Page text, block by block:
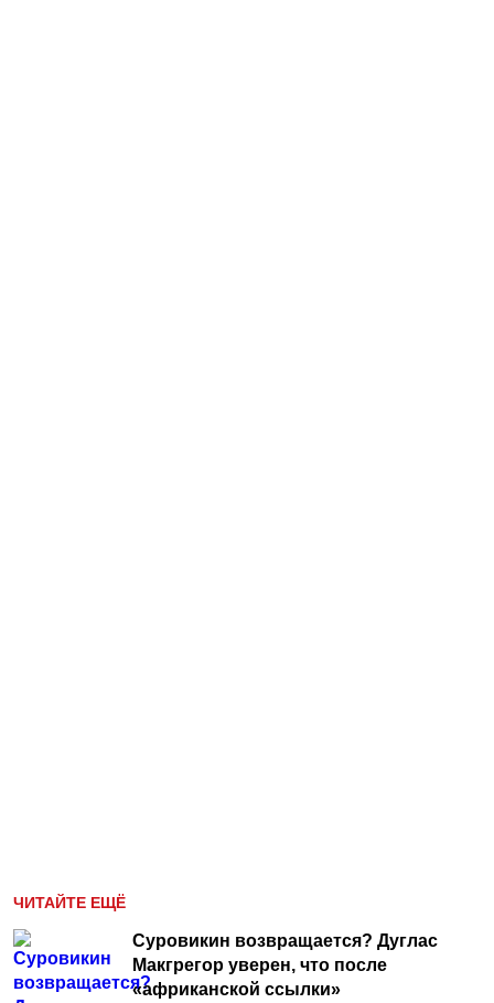
ЧИТАЙТЕ ЕЩЁ
Суровикин возвращается? Дуглас
Макгрегор уверен, что после
«африканской ссылки»